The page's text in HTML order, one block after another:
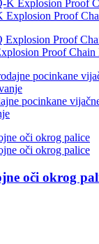
Explosion Proof
Proof Chain
pocinkane
oči okrog